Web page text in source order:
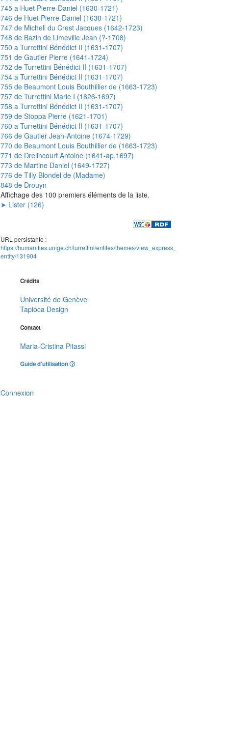
745 a Huet Pierre-Daniel (1630-1721)
746 de Huet Pierre-Daniel (1630-1721)
747 de Micheli du Crest Jacques (1642-1723)
748 de Bazin de Limeville Jean (?-1708)
750 a Turrettini Bénédict II (1631-1707)
751 de Gautier Pierre (1641-1724)
752 de Turrettini Bénédict II (1631-1707)
754 a Turrettini Bénédict II (1631-1707)
755 de Beaumont Louis Bouthillier de (1663-1723)
757 de Turrettini Marie I (1626-1697)
758 a Turrettini Bénédict II (1631-1707)
759 de Stoppa Pierre (1621-1701)
760 a Turrettini Bénédict II (1631-1707)
766 de Gautier Jean-Antoine (1674-1729)
770 de Beaumont Louis Bouthillier de (1663-1723)
771 de Drelincourt Antoine (1641-ap.1697)
773 de Martine Daniel (1649-1727)
776 de Tilly Blondel de (Madame)
848 de Drouyn
Affichage des 100 premiers éléments de la liste.
➤ Lister (126)
URL persistante :
https://humanities.unige.ch/turrettini/entites/themes/view_express_
entity/131904
Crédits
Université de Genève
Tapioca Design
Contact
Maria-Cristina Pitassi
Guide d'utilisation
Connexion